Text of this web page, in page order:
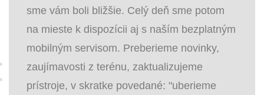
sme vám boli bližšie. Celý deň sme potom
na mieste k dispozícii aj s naším bezplatným
mobilným servisom. Preberieme novinky,
zaujímavosti z terénu, zaktualizujeme
prístroje, v skratke povedané: "uberieme